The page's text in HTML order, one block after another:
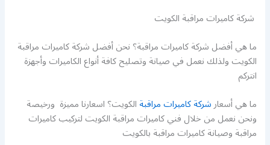
شركة كاميرات مراقبة الكويت
ما هي أفضل شركة كاميرات مراقبة؟ نحن أفضل شركة كاميرات مراقبة
الكويت ولذلك نعمل في صيانة وتصليح كافة أنواع الكاميرات وأجهزة
انتركم
ما هي أسعارشركة كاميرات مراقبةالكويت؟ اسعارنا مميزة ورخيصة
ونحن نعمل من خلال فني كاميرات مراقبة الكويت لتركيب كاميرات
مراقبة وصيانة كاميرات مراقبة بالكويت